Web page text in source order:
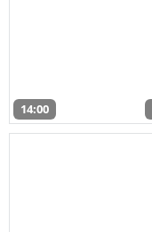
14:00